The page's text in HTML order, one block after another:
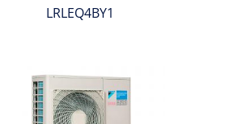
LRLEQ4BY1